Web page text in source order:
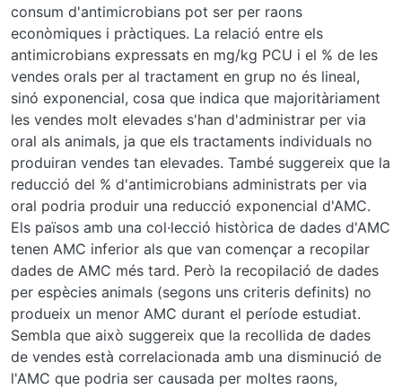
consum d'antimicrobians pot ser per raons
econòmiques i pràctiques. La relació entre els
antimicrobians expressats en mg/kg PCU i el % de les
vendes orals per al tractament en grup no és lineal,
sinó exponencial, cosa que indica que majoritàriament
les vendes molt elevades s'han d'administrar per via
oral als animals, ja que els tractaments individuals no
produiran vendes tan elevades. També suggereix que la
reducció del % d'antimicrobians administrats per via
oral podria produir una reducció exponencial d'AMC.
Els països amb una col·lecció històrica de dades d'AMC
tenen AMC inferior als que van començar a recopilar
dades de AMC més tard. Però la recopilació de dades
per espècies animals (segons uns criteris definits) no
produeix un menor AMC durant el període estudiat.
Sembla que això suggereix que la recollida de dades
de vendes està correlacionada amb una disminució de
l'AMC que podria ser causada per moltes raons,